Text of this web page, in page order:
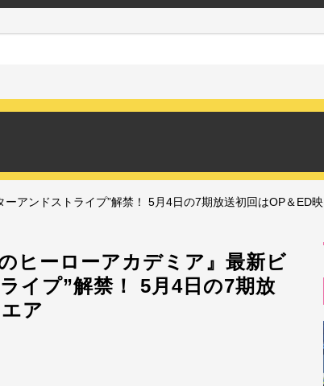
アンドストライプ”解禁！ 5月4日の7期放送初回はOP＆ED映
ヒーローアカデミア』最新ビ
イプ”解禁！ 5月4日の7期放
ア